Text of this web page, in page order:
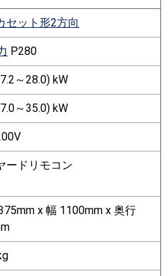
セット形2方向
P280
～28.0) kW
～35.0) kW
ードリモコン
x 幅 1100mm x 奥行